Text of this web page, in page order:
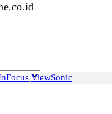
ViewSonic